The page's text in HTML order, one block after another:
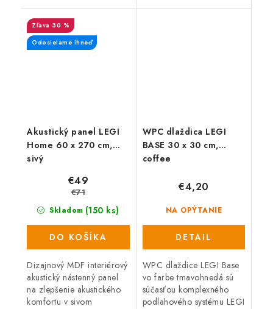
objemom 190 litrov
predstavuje praktického
pomocníka na záhradu,
terasu alebo...
Akustický panel LEGI
Home 60 x 270 cm,
sivý
30 %
Odosielame ihneď
Skladom (150 ks)
€49
€71
DO KOŠÍKA
Dizajnový MDF interiérový
akustický nástenný panel
na zlepšenie akustického
komfortu v sivom
WPC dlaždica LEGI
BASE 30 x 30 cm,
coffee
NA OPÝTANIE
€4,20
DETAIL
WPC dlaždice LEGI Base
vo farbe tmavohnedá sú
súčasťou komplexného
podlahového systému LEGI